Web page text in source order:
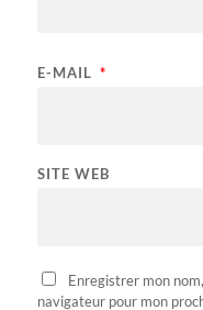
E-MAIL *
SITE WEB
Enregistrer mon
navigateur pour mon